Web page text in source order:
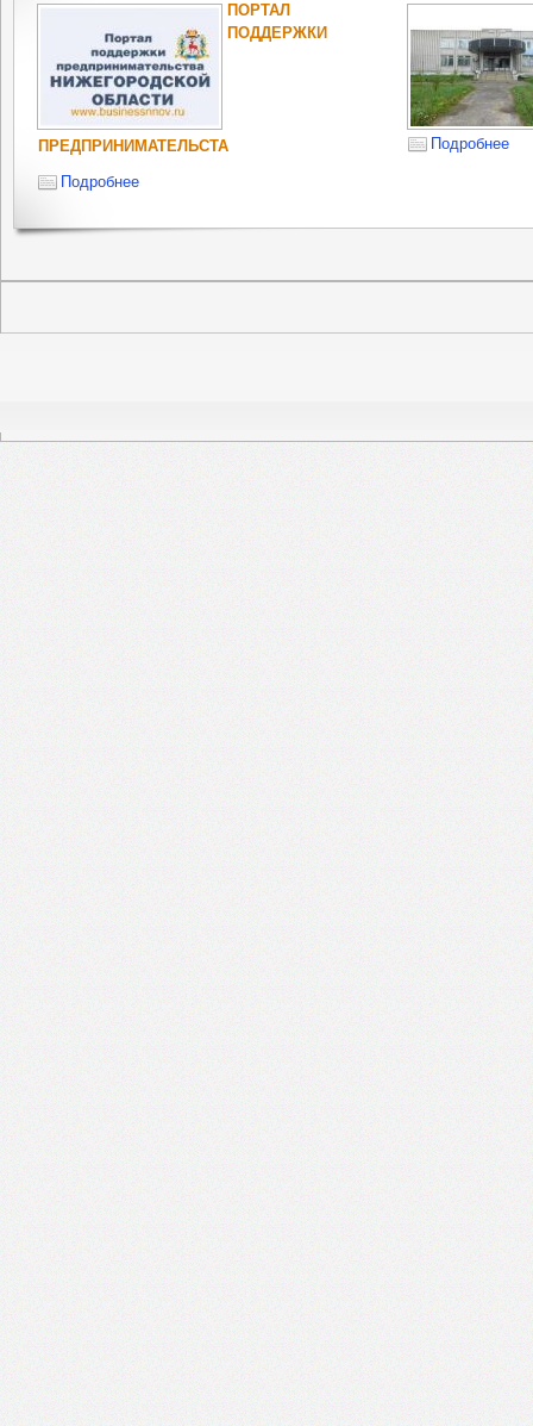
ПОРТАЛ
ПОДДЕРЖКИ
ПРЕДПРИНИМАТЕЛЬСТА
Подробнее
Подробнее